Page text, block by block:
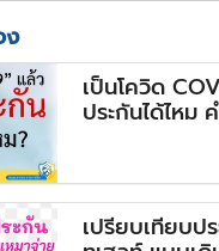
ง
เป็นโควิด
ประกันได้ไหม
เปรียบเทียบป